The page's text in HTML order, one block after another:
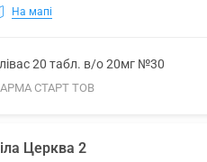
На мапі
20 табл. в/о 20мг №30
СТАРТ ТОВ
Церква 2